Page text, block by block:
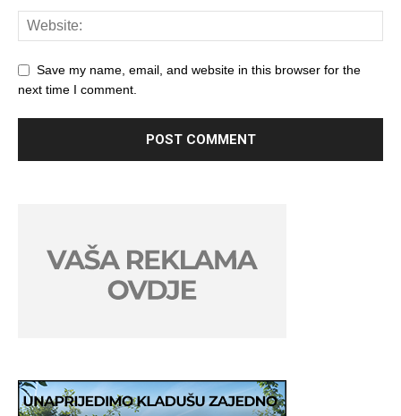
Save my name, email, and website in this browser for the
next time I comment.